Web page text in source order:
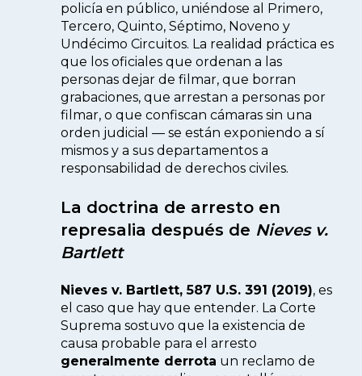
policía en público, uniéndose al Primero,
Tercero, Quinto, Séptimo, Noveno y
Undécimo Circuitos. La realidad práctica es
que los oficiales que ordenan a las
personas dejar de filmar, que borran
grabaciones, que arrestan a personas por
filmar, o que confiscan cámaras sin una
orden judicial — se están exponiendo a sí
mismos y a sus departamentos a
responsabilidad de derechos civiles.
La doctrina de arresto en
represalia después de Nieves v.
Bartlett
Nieves v. Bartlett, 587 U.S. 391 (2019), es
el caso que hay que entender. La Corte
Suprema sostuvo que la existencia de
causa probable para el arresto
generalmente derrota un reclamo de